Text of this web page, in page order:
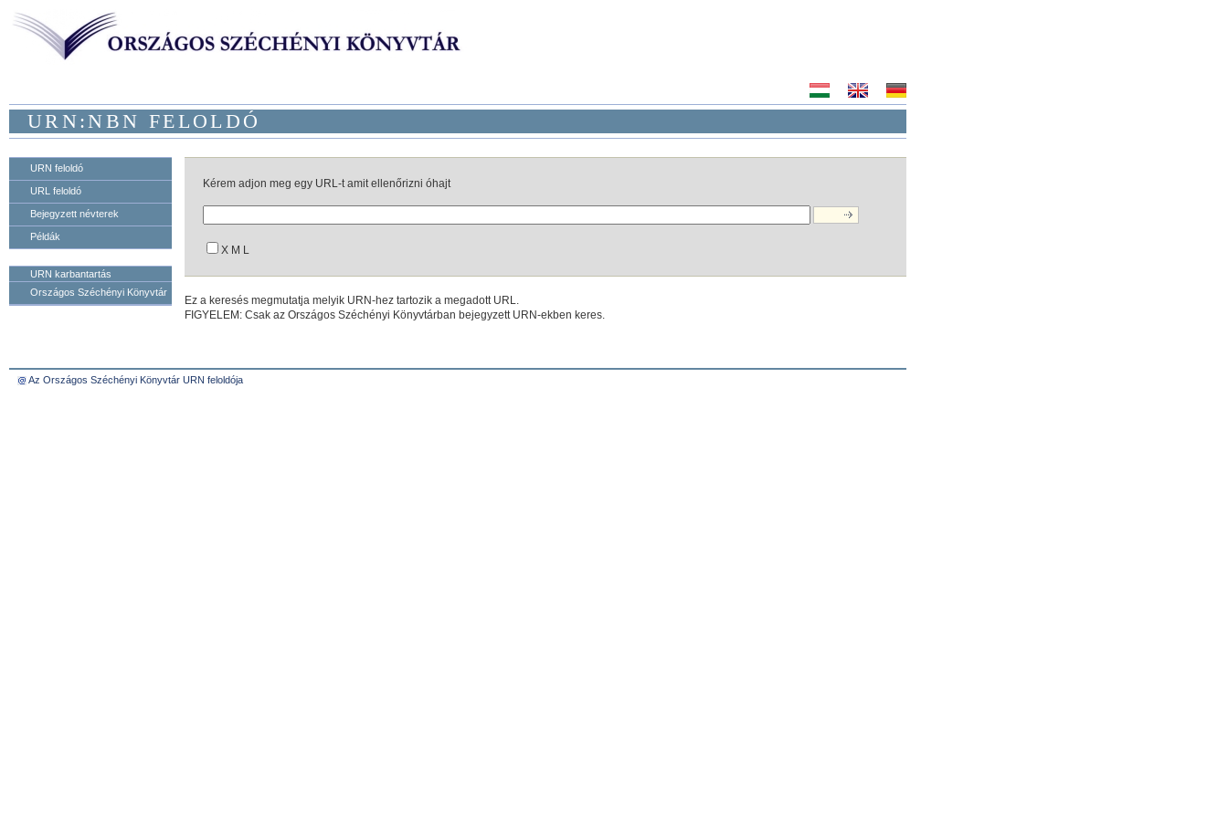
URN:NBN FELOLDÓ
URN feloldó
URL feloldó
Bejegyzett névterek
Példák
URN karbantartás
Országos Széchényi Könyvtár
Kérem adjon meg egy URL-t amit ellenőrizni óhajt
X M L
Ez a keresés megmutatja melyik URN-hez tartozik a megadott URL.
FIGYELEM: Csak az Országos Széchényi Könyvtárban bejegyzett URN-ekben keres.
Az Országos Széchényi Könyvtár URN feloldója